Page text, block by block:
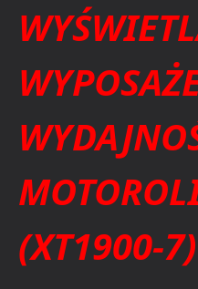
(XT1900-7)